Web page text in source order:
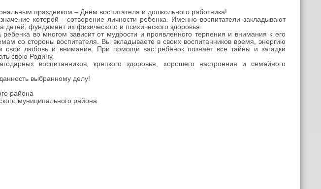
праздником – Днём воспитателя и дошкольного работника!
которой - сотворение личности ребенка. Именно воспитатели закладывают
детей, фундамент их физического и психического здоровья.
во многом зависит от мудрости и проявленного терпения и внимания к его
со стороны воспитателя. Вы вкладываете в своих воспитанников время, энергию
любовь и внимание. При помощи вас ребёнок познаёт все тайны и загадки
свою Родину.
воспитанников, крепкого здоровья, хорошего настроения и семейного
выбранному делу!
района
муниципального района